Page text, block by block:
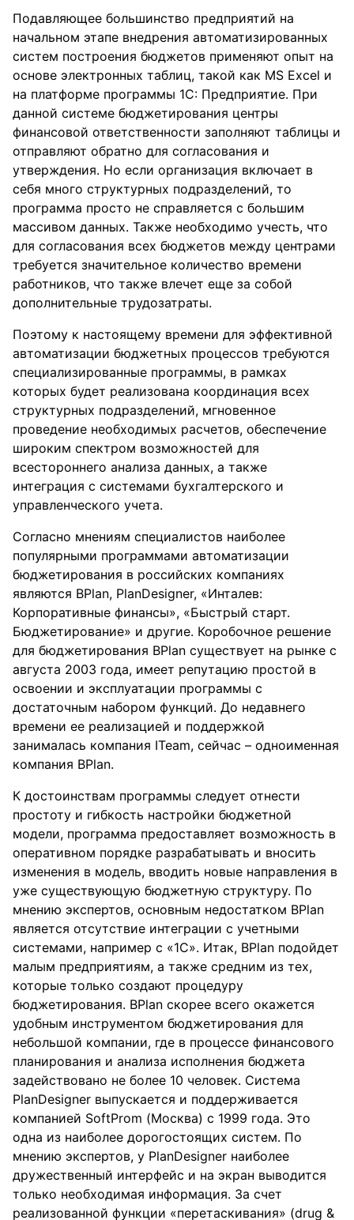
Подавляющее большинство предприятий на
начальном этапе внедрения автоматизированных
систем построения бюджетов применяют опыт на
основе электронных таблиц, такой как MS Excel и
на платформе программы 1C: Предприятие. При
данной системе бюджетирования центры
финансовой ответственности заполняют таблицы и
отправляют обратно для согласования и
утверждения. Но если организация включает в
себя много структурных подразделений, то
программа просто не справляется с большим
массивом данных. Также необходимо учесть, что
для согласования всех бюджетов между центрами
требуется значительное количество времени
работников, что также влечет еще за собой
дополнительные трудозатраты.
Поэтому к настоящему времени для эффективной
автоматизации бюджетных процессов требуются
специализированные программы, в рамках
которых будет реализована координация всех
структурных подразделений, мгновенное
проведение необходимых расчетов, обеспечение
широким спектром возможностей для
всестороннего анализа данных, а также
интеграция с системами бухгалтерского и
управленческого учета.
Согласно мнениям специалистов наиболее
популярными программами автоматизации
бюджетирования в российских компаниях
являются BPlan, PlanDesigner, «Инталев:
Корпоративные финансы», «Быстрый старт.
Бюджетирование» и другие. Коробочное решение
для бюджетирования BPlan существует на рынке с
августа 2003 года, имеет репутацию простой в
освоении и эксплуатации программы с
достаточным набором функций. До недавнего
времени ее реализацией и поддержкой
занималась компания ITeam, сейчас – одноименная
компания BPlan.
К достоинствам программы следует отнести
простоту и гибкость настройки бюджетной
модели, программа предоставляет возможность в
оперативном порядке разрабатывать и вносить
изменения в модель, вводить новые направления в
уже существующую бюджетную структуру. По
мнению экспертов, основным недостатком BPlan
является отсутствие интеграции с учетными
системами, например с «1С». Итак, BPlan подойдет
малым предприятиям, а также средним из тех,
которые только создают процедуру
бюджетирования. BPlan скорее всего окажется
удобным инструментом бюджетирования для
небольшой компании, где в процессе финансового
планирования и анализа исполнения бюджета
задействовано не более 10 человек. Система
PlanDesigner выпускается и поддерживается
компанией SoftProm (Москва) с 1999 года. Это
одна из наиболее дорогостоящих систем. По
мнению экспертов, у PlanDesigner наиболее
дружественный интерфейс и на экран выводится
только необходимая информация. За счет
реализованной функции «перетаскивания» (drug &